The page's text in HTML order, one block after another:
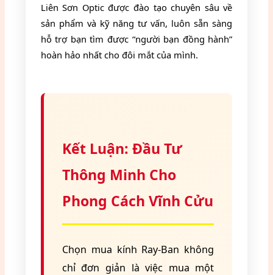
Liên Sơn Optic được đào tạo chuyên sâu về
sản phẩm và kỹ năng tư vấn, luôn sẵn sàng
hỗ trợ bạn tìm được “người bạn đồng hành”
hoàn hảo nhất cho đôi mắt của mình.
Kết Luận: Đầu Tư
Thông Minh Cho
Phong Cách Vĩnh Cửu
Chọn mua kính Ray-Ban không
chỉ đơn giản là việc mua một